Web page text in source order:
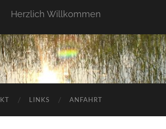
Herzlich Willkommen
LINKS ANFAHRT